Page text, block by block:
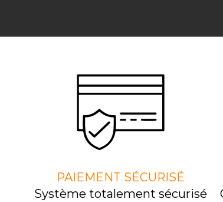
PAIEMENT SÉCURISÉ
Système totalement sécurisé